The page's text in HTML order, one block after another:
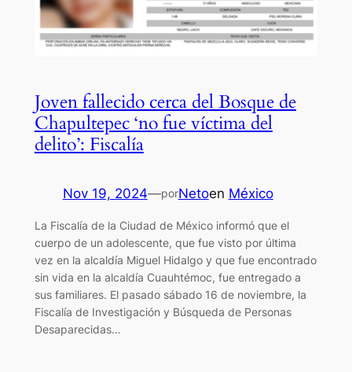
Joven fallecido cerca del Bosque de
Chapultepec ‘no fue víctima del
delito’: Fiscalía
Nov 19, 2024—porNetoen México
La Fiscalía de la Ciudad de México informó que el
cuerpo de un adolescente, que fue visto por última
vez en la alcaldía Miguel Hidalgo y que fue encontrado
sin vida en la alcaldía Cuauhtémoc, fue entregado a
sus familiares. El pasado sábado 16 de noviembre, la
Fiscalía de Investigación y Búsqueda de Personas
Desaparecidas…